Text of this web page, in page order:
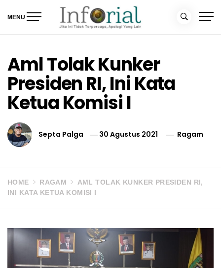
MENU
Aml Tolak Kunker
Presiden RI, Ini Kata
Ketua Komisi I
Septa Palga 30 Agustus 2021 Ragam
HOME RAGAM
AML TOLAK KUNKER PRESIDEN RI,
INI KATA KETUA KOMISI I